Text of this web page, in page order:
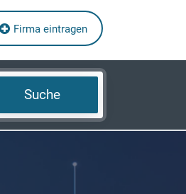
Firma eintragen
Suche